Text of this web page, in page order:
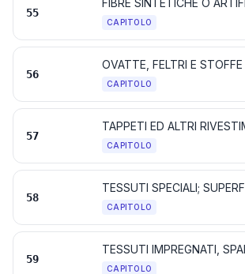
55
CAPITOLO
56
CAPITOLO
57
CAPITOLO
58
CAPITOLO
59
CAPITOLO